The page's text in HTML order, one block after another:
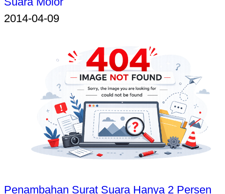
2014-04-09
Penambahan Surat Suara Hanya 2 Persen